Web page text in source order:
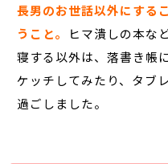
長男のお世話以外にする
うこと。
ヒマ潰しの本な
寝する以外は、落書き帳
ケッチしてみたり、タブ
過ごしました。